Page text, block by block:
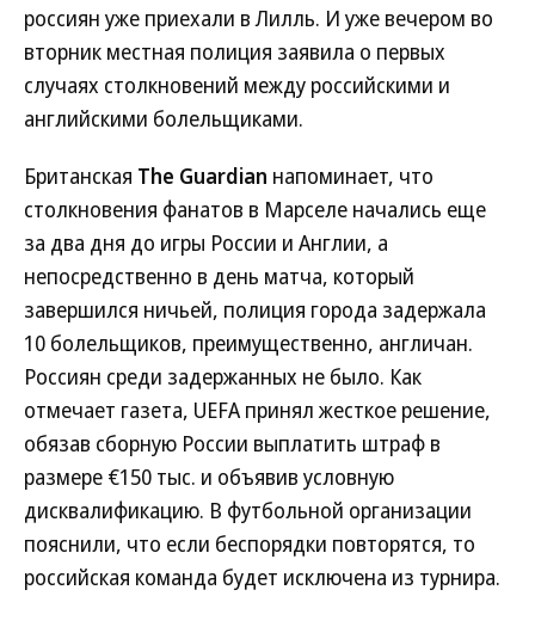
россиян уже приехали в Лилль. И уже вечером во
вторник местная полиция заявила о первых
случаях столкновений между российскими и
английскими болельщиками.
Британская The Guardian напоминает, что
столкновения фанатов в Марселе начались еще
за два дня до игры России и Англии, а
непосредственно в день матча, который
завершился ничьей, полиция города задержала
10 болельщиков, преимущественно, англичан.
Россиян среди задержанных не было. Как
отмечает газета, UEFA принял жесткое решение,
обязав сборную России выплатить штраф в
размере €150 тыс. и объявив условную
дисквалификацию. В футбольной организации
пояснили, что если беспорядки повторятся, то
российская команда будет исключена из турнира.